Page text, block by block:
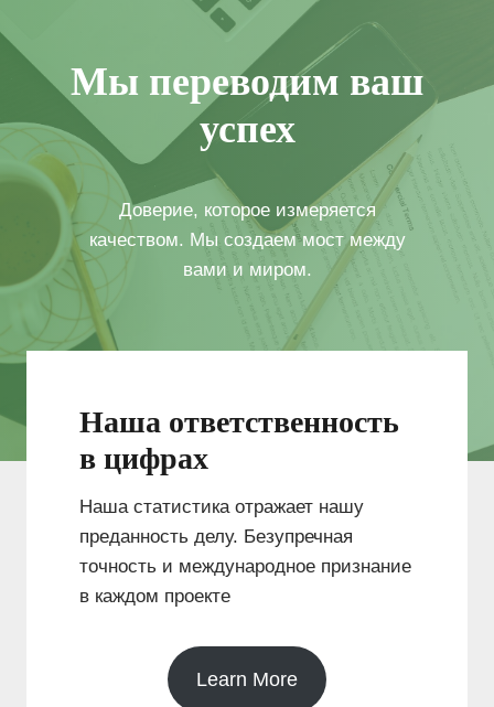
Мы переводим ваш
успех
Доверие, которое измеряется
качеством. Мы создаем мост между
вами и миром.
Наша ответственность
в цифрах
Наша статистика отражает нашу
преданность делу. Безупречная
точность и международное признание
в каждом проекте
Learn More